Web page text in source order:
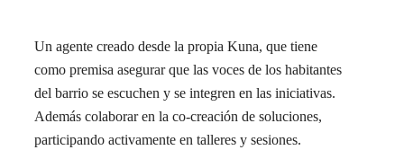
Un agente creado desde la propia Kuna, que tiene
como premisa asegurar que las voces de los habitantes
del barrio se escuchen y se integren en las iniciativas.
Además colaborar en la co-creación de soluciones,
participando activamente en talleres y sesiones.